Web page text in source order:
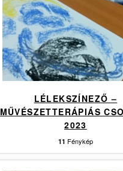
LÉLEKSZÍNEZŐ –
MŰVÉSZETTERÁPIÁS
2023
11 Fénykép